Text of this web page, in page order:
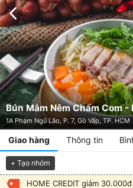
Bún Mắm Nêm Chấm Com -
1A Phạm Ngũ Lão, P. 7, Gò Vấp, TP. HCM
Giao hàng Thông tin
+ Tạo nhóm
HOME CREDIT giảm